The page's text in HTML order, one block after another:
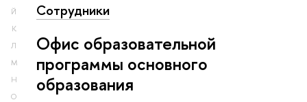
Й
К
Л
М
Н
О
Сотрудники
Офис образовательной
программы основного
образования